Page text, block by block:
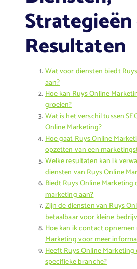
Strategieën
Resultaten
Wat voor diensten biedt
aan?
Hoe kan Ruys Online
groeien?
Wat is het verschil tussen
Online Marketing?
Hoe gaat Ruys Online
opzetten van een
Welke resultaten kan ik
diensten van Ruys Online
Biedt Ruys Online Marketing
marketing aan?
Zijn de diensten van Ruys
betaalbaar voor kleine
Hoe kan ik contact
Marketing voor meer
Heeft Ruys Online
specifieke branche?